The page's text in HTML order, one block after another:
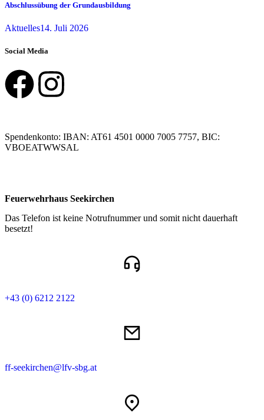
Abschlussübung der Grundausbildung
Aktuelles14. Juli 2026
Social Media
Spendenkonto: IBAN: AT61 4501 0000 7005 7757, BIC:
VBOEATWWSAL
Feuerwehrhaus Seekirchen
Das Telefon ist keine Notrufnummer und somit nicht dauerhaft
besetzt!
+43 (0) 6212 2122
ff-seekirchen@lfv-sbg.at